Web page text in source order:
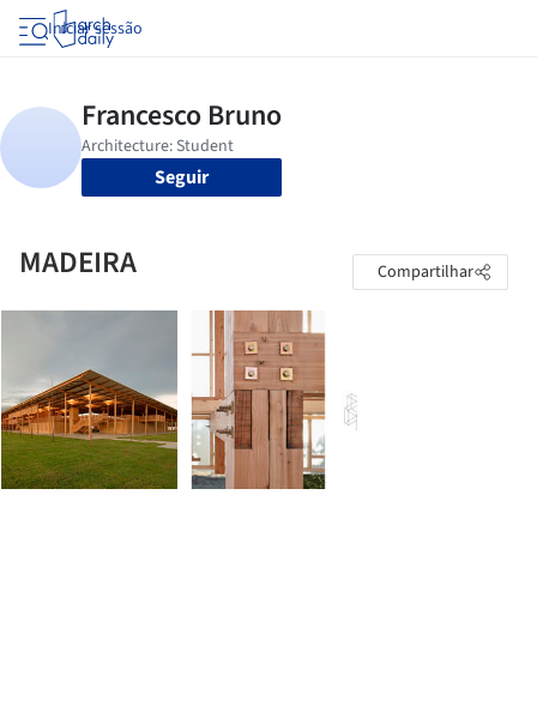
Iniciar sessão
Seguir
MADEIRA Compartilhar